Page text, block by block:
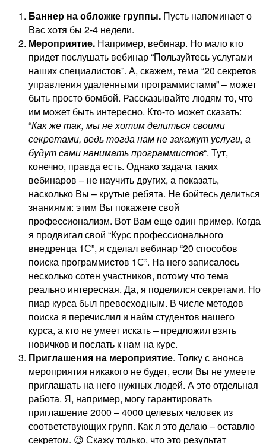
Баннер на обложке группы. Пусть напоминает о
Вас хотя бы 2-4 недели.
Мероприятие. Например, вебинар. Но мало кто
придет послушать вебинар “Пользуйтесь услугами
наших специалистов”. А, скажем, тема “20 секретов
управления удаленными программистами” – может
быть просто бомбой. Рассказывайте людям то, что
им может быть интересно. Кто-то может сказать:
“Как же так, мы не хотим делиться своими
секретами, ведь тогда нам не закажут услуги, а
будут сами нанимать программистов“. Тут,
конечно, правда есть. Однако задача таких
вебинаров – не научить других, а показать,
насколько Вы – крутые ребята. Не бойтесь делиться
знаниями: этим Вы покажете свой
профессионализм. Вот Вам еще один пример. Когда
я продвигал свой “Курс профессионального
внедренца 1С”, я сделал вебинар “20 способов
поиска программистов 1С”. На него записалось
несколько сотен участников, потому что тема
реально интересная. Да, я поделился секретами. Но
пиар курса был превосходным. В числе методов
поиска я перечислил и найм студентов нашего
курса, а кто не умеет искать – предложил взять
новичков и послать к нам на курс.
Приглашения на мероприятие. Толку с анонса
мероприятия никакого не будет, если Вы не умеете
приглашать на него нужных людей. А это отдельная
работа. Я, например, могу гарантировать
приглашение 2000 – 4000 целевых человек из
соответствующих групп. Как я это делаю – оставлю
секретом. 😉 Скажу только, что это результат